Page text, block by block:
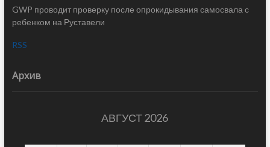
GWP проводит проверку после опрокидывания самосвала с
ребенком на Руставели
RSS
Архив
АВГУСТ 2026